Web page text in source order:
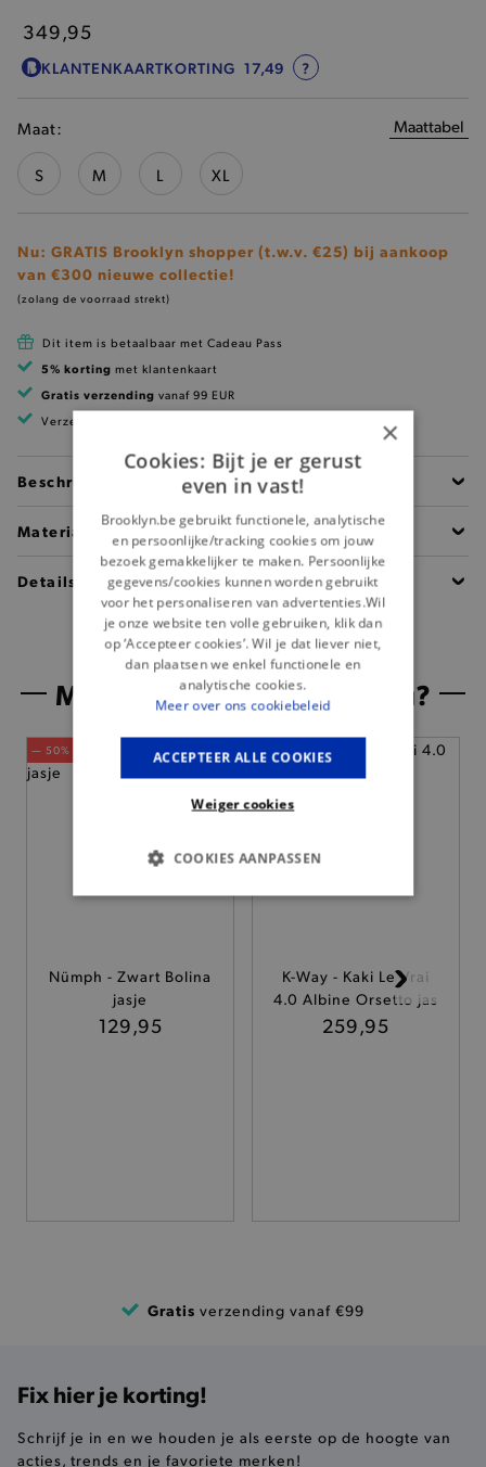
349,95
KLANTENKAARTKORTING 17,49 ?
Maat: Maattabel
S M L XL
Nu: GRATIS Brooklyn shopper (t.w.v. €25) bij aankoop
van €300 nieuwe collectie!
(zolang de voorraad strekt)
Dit item is betaalbaar met Cadeau Pass
5% korting met klantenkaart
Gratis verzending vanaf 99 EUR
Verzending binnen 1 à 2 werkdagen
Beschrijving
Materiaal
Details
Misschien is dit iets voor jou?
— 50% *
Nümph - Zwart Bolina
jasje
129,95
— Nieuw
K-Way - Kaki Le Vrai
4.0 Albine Orsetto jas
259,95
Gratis verzending vanaf €99
Fix hier je korting!
Schrijf je in en we houden je als eerste op de hoogte van
acties, trends en je favoriete merken!
×
Cookies: Bijt je er gerust
even in vast!
Brooklyn.be gebruikt functionele, analytische
en persoonlijke/tracking cookies om jouw
bezoek gemakkelijker te maken. Persoonlijke
gegevens/cookies kunnen worden gebruikt
voor het personaliseren van advertenties.Wil
je onze website ten volle gebruiken, klik dan
op ‘Accepteer cookies’. Wil je dat liever niet,
dan plaatsen we enkel functionele en
analytische cookies.
Meer over ons cookiebeleid
ACCEPTEER ALLE COOKIES
Weiger cookies
COOKIES AANPASSEN
BASIS COOKIES
TARGETING
buikjes algemene bezoekersinformatie, maar
niet jouw identiteit.